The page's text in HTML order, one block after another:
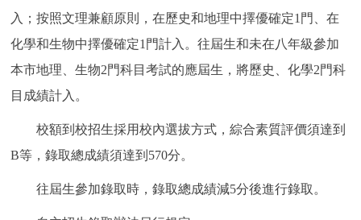
入；按照文理兼顧原則，在歷史和地理中擇優確定1門、在
化學和生物中擇優確定1門計入。往屆生和未在八年級參加
本市地理、生物2門科目考試的應屆生，將歷史、化學2門科
目成績計入。
校額到校招生採用校內選拔方式，綜合素質評價須達到
B等，錄取總成績須達到570分。
往屆生參加錄取時，錄取總成績減5分後進行錄取。